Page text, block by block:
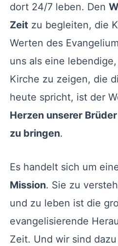
dort 24/7 leben. Den
Zeit zu begleiten, die
Werten des
uns als eine
Kirche zu zeigen, die
heute spricht, ist der
Herzen unserer
zu bringen.
Es handelt sich um
Mission. Sie zu
und zu leben ist die
evangelisierende
Zeit. Und wir sind